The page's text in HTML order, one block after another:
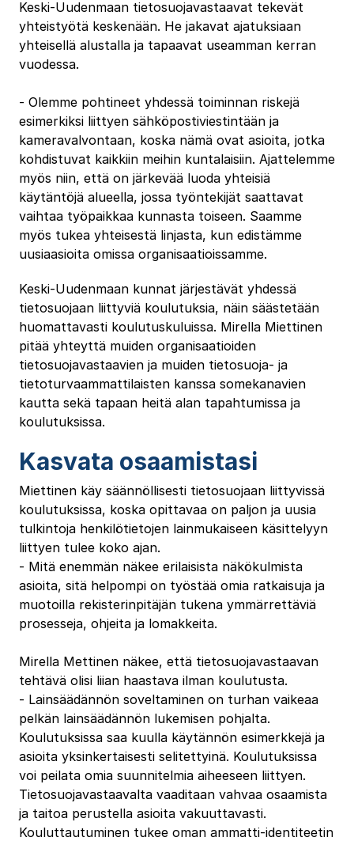
Keski‐Uudenmaan tietosuojavastaavat tekevät
yhteistyötä keskenään. He jakavat ajatuksiaan
yhteisellä alustalla ja tapaavat useamman kerran
vuodessa.
‐ Olemme pohtineet yhdessä toiminnan riskejä
esimerkiksi liittyen sähköpostiviestintään ja
kameravalvontaan, koska nämä ovat asioita, jotka
kohdistuvat kaikkiin meihin kuntalaisiin. Ajattelemme
myös niin, että on järkevää luoda yhteisiä
käytäntöjä alueella, jossa työntekijät saattavat
vaihtaa työpaikkaa kunnasta toiseen. Saamme
myös tukea yhteisestä linjasta, kun edistämme
uusiaasioita omissa organisaatioissamme.
Keski‐Uudenmaan kunnat järjestävät yhdessä
tietosuojaan liittyviä koulutuksia, näin säästetään
huomattavasti koulutuskuluissa. Mirella Miettinen
pitää yhteyttä muiden organisaatioiden
tietosuojavastaavien ja muiden tietosuoja‐ ja
tietoturvaammattilaisten kanssa somekanavien
kautta sekä tapaan heitä alan tapahtumissa ja
koulutuksissa.
Kasvata osaamistasi
Miettinen käy säännöllisesti tietosuojaan liittyvissä
koulutuksissa, koska opittavaa on paljon ja uusia
tulkintoja henkilötietojen lainmukaiseen käsittelyyn
liittyen tulee koko ajan.
‐ Mitä enemmän näkee erilaisista näkökulmista
asioita, sitä helpompi on työstää omia ratkaisuja ja
muotoilla rekisterinpitäjän tukena ymmärrettäviä
prosesseja, ohjeita ja lomakkeita.
Mirella Mettinen näkee, että tietosuojavastaavan
tehtävä olisi liian haastava ilman koulutusta.
‐ Lainsäädännön soveltaminen on turhan vaikeaa
pelkän lainsäädännön lukemisen pohjalta.
Koulutuksissa saa kuulla käytännön esimerkkejä ja
asioita yksinkertaisesti selitettyinä. Koulutuksissa
voi peilata omia suunnitelmia aiheeseen liittyen.
Tietosuojavastaavalta vaaditaan vahvaa osaamista
ja taitoa perustella asioita vakuuttavasti.
Kouluttautuminen tukee oman ammatti‐identiteetin